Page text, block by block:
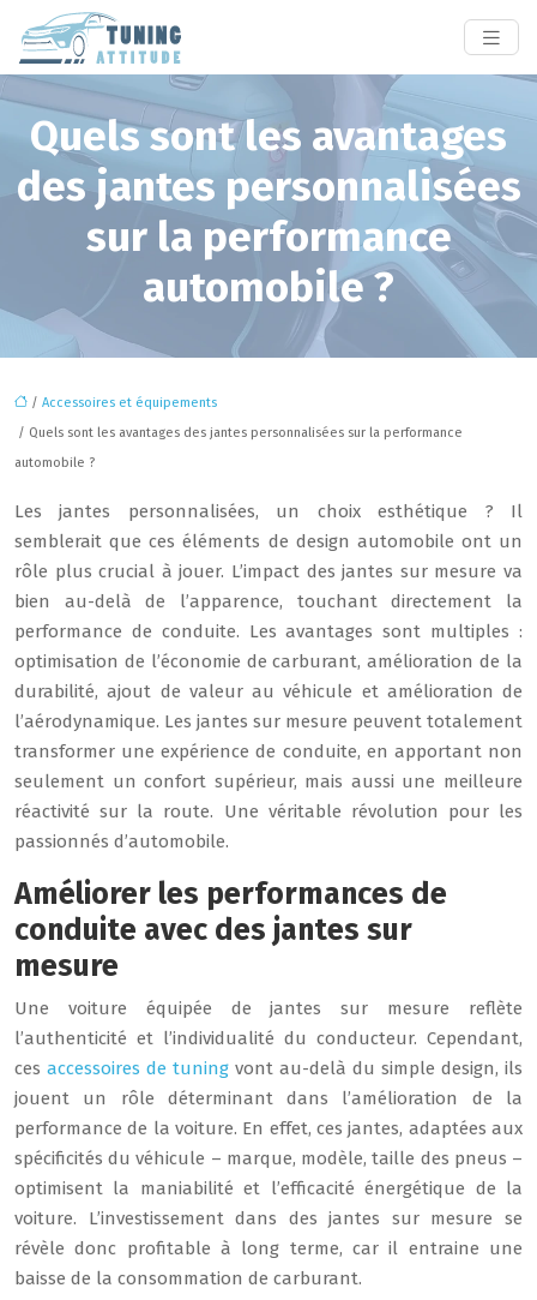
Quels sont les avantages
des jantes personnalisées
sur la performance
automobile ?
/ Accessoires et équipements
/ Quels sont les avantages des jantes personnalisées sur la performance
automobile ?
Les jantes personnalisées, un choix esthétique ? Il
semblerait que ces éléments de design automobile ont un
rôle plus crucial à jouer. L’impact des jantes sur mesure va
bien au-delà de l’apparence, touchant directement la
performance de conduite. Les avantages sont multiples :
optimisation de l’économie de carburant, amélioration de la
durabilité, ajout de valeur au véhicule et amélioration de
l’aérodynamique. Les jantes sur mesure peuvent totalement
transformer une expérience de conduite, en apportant non
seulement un confort supérieur, mais aussi une meilleure
réactivité sur la route. Une véritable révolution pour les
passionnés d’automobile.
Améliorer les performances de
conduite avec des jantes sur
mesure
Une voiture équipée de jantes sur mesure reflète
l’authenticité et l’individualité du conducteur. Cependant,
ces accessoires de tuning vont au-delà du simple design, ils
jouent un rôle déterminant dans l’amélioration de la
performance de la voiture. En effet, ces jantes, adaptées aux
spécificités du véhicule – marque, modèle, taille des pneus –
optimisent la maniabilité et l’efficacité énergétique de la
voiture. L’investissement dans des jantes sur mesure se
révèle donc profitable à long terme, car il entraine une
baisse de la consommation de carburant.